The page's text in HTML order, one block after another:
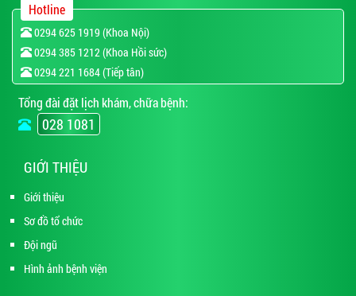
Hotline
0294 625 1919 (Khoa Nội)
0294 385 1212 (Khoa Hồi sức)
0294 221 1684 (Tiếp tân)
Tổng đài đặt lịch khám, chữa bệnh:
028 1081
GIỚI THIỆU
Giới thiệu
Sơ đồ tổ chức
Đội ngũ
Hình ảnh bệnh viện